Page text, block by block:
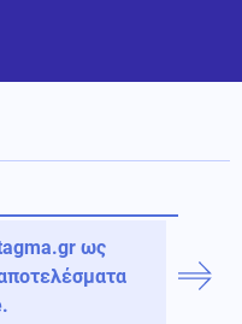
ως